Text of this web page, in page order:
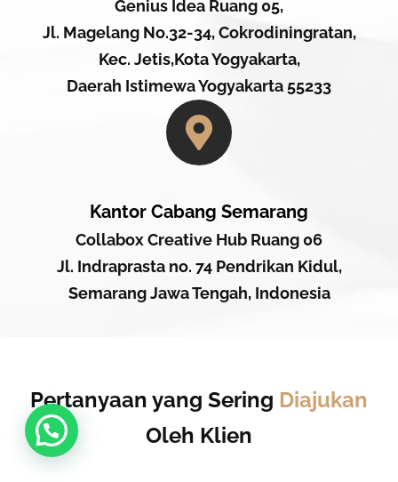
Genius Idea Ruang 05,
Jl. Magelang No.32-34, Cokrodiningratan,
Kec. Jetis,Kota Yogyakarta,
Daerah Istimewa Yogyakarta 55233
Kantor Cabang Semarang
Collabox Creative Hub Ruang 06
Jl. Indraprasta no. 74 Pendrikan Kidul,
Semarang Jawa Tengah, Indonesia
Pertanyaan yang Sering Diajukan
Oleh Klien